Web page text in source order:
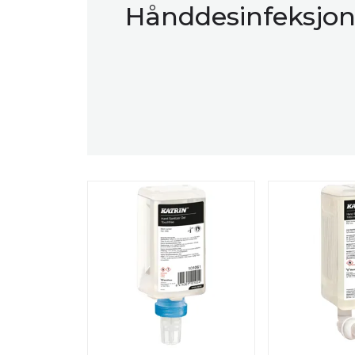
Hånddesinfeksjon